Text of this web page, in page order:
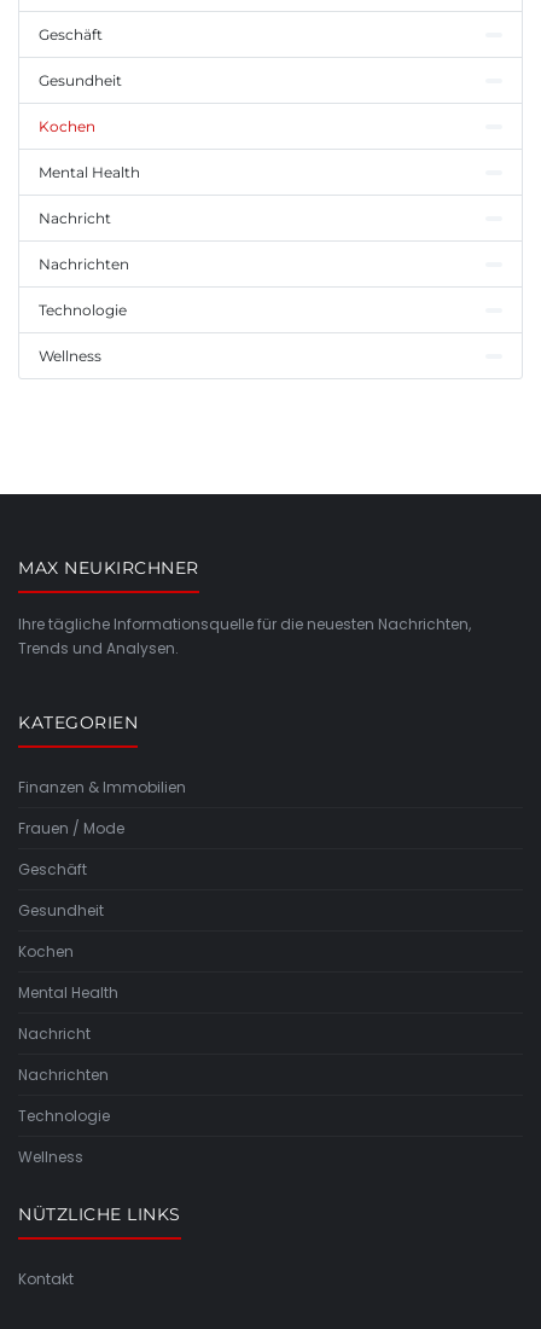
Geschäft
Gesundheit
Kochen
Mental Health
Nachricht
Nachrichten
Technologie
Wellness
MAX NEUKIRCHNER
Ihre tägliche Informationsquelle für die neuesten Nachrichten,
Trends und Analysen.
KATEGORIEN
Finanzen & Immobilien
Frauen / Mode
Geschäft
Gesundheit
Kochen
Mental Health
Nachricht
Nachrichten
Technologie
Wellness
NÜTZLICHE LINKS
Kontakt